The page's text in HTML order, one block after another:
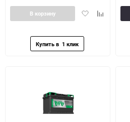
ДобавитьДобавить
В корзину